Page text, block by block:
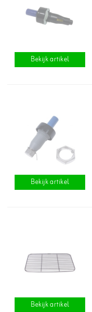
Bekijk artikel
Bekijk artikel
Bekijk artikel